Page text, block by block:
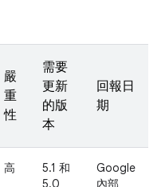
嚴
重
性
需要
更新
的版
本
回報日
期
高
5.1 和
5.0
Google
內部